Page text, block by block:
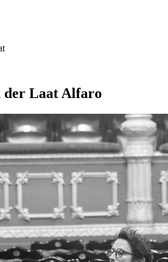
der Laat Alfaro